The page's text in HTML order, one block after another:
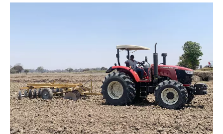
โมดูลการไถ
โมดูลเก็บเกี่ยว
โมดูลการประมวลผลข้าวหลังการเก็บเกี่ยว